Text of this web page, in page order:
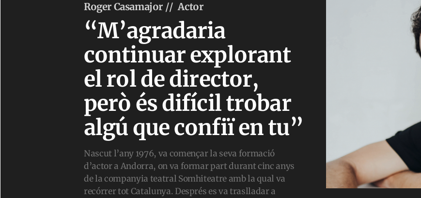
Roger Casamajor // Actor
“M’agradaria
continuar explorant
el rol de director,
però és difícil trobar
algú que confiï en tu”
Nascut l’any 1976, va començar la seva formació
d’actor a Andorra, on va formar part durant cinc anys
de la companyia teatral Somhiteatre amb la qual va
recórrer tot Catalunya. Després es va traslladar a